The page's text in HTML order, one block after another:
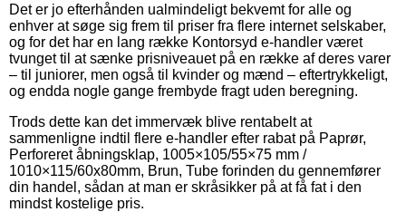
Det er jo efterhånden ualmindeligt bekvemt for alle og
enhver at søge sig frem til priser fra flere internet selskaber,
og for det har en lang række Kontorsyd e-handler været
tvunget til at sænke prisniveauet på en række af deres varer
– til juniorer, men også til kvinder og mænd – eftertrykkeligt,
og endda nogle gange frembyde fragt uden beregning.
Trods dette kan det immervæk blive rentabelt at
sammenligne indtil flere e-handler efter rabat på Paprør,
Perforeret åbningsklap, 1005×105/55×75 mm /
1010×115/60x80mm, Brun, Tube forinden du gennemfører
din handel, sådan at man er skråsikker på at få fat i den
mindst kostelige pris.